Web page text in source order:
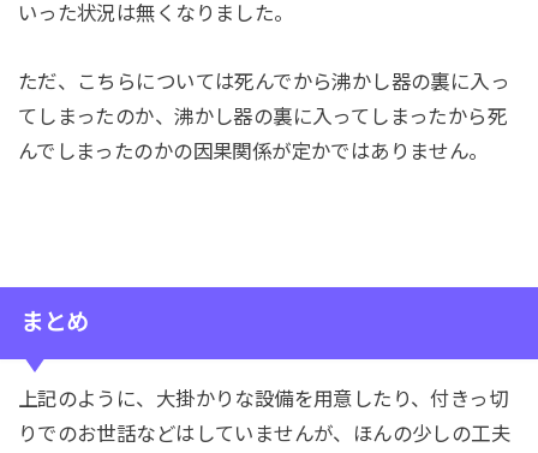
いった状況は無くなりました。
ただ、こちらについては死んでから沸かし器の裏に入っ
てしまったのか、沸かし器の裏に入ってしまったから死
んでしまったのかの因果関係が定かではありません。
まとめ
上記のように、大掛かりな設備を用意したり、付きっ切
りでのお世話などはしていませんが、ほんの少しの工夫